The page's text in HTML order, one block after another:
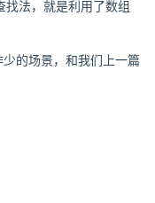
找法，就是利用了数组
的场景，和我们上一篇